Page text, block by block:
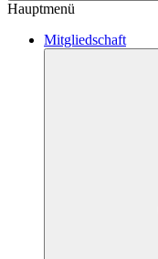
Hauptmenü
Mitgliedschaft